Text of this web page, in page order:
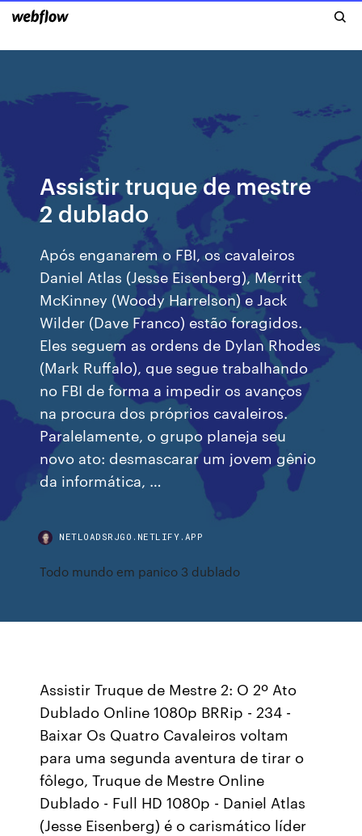
Assistir truque de mestre
2 dublado
Após enganarem o FBI, os cavaleiros
Daniel Atlas (Jesse Eisenberg), Merritt
McKinney (Woody Harrelson) e Jack
Wilder (Dave Franco) estão foragidos.
Eles seguem as ordens de Dylan Rhodes
(Mark Ruffalo), que segue trabalhando
no FBI de forma a impedir os avanços
na procura dos próprios cavaleiros.
Paralelamente, o grupo planeja seu
novo ato: desmascarar um jovem gênio
da informática, …
NETLOADSRJGO.NETLIFY.APP
Todo mundo em panico 3 dublado
Assistir Truque de Mestre 2: O 2º Ato
Dublado Online 1080p BRRip - 234 -
Baixar Os Quatro Cavaleiros voltam
para uma segunda aventura de tirar o
fôlego, Truque de Mestre Online
Dublado - Full HD 1080p - Daniel Atlas
(Jesse Eisenberg) é o carismático líder